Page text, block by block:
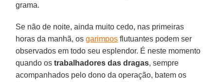
grama.
Se não de noite, ainda muito cedo, nas primeiras
horas da manhã, osgarimpos flutuantes podem ser
observados em todo seu esplendor. É neste momento
quando os trabalhadores das dragas, sempre
acompanhados pelo dono da operação, batem os